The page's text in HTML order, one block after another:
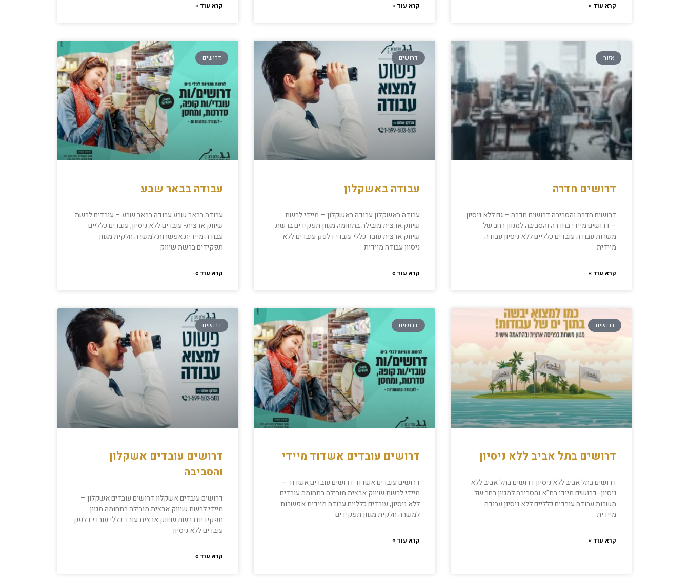
קרא עוד » קרא עוד » קרא עוד »
אזור
דרושים חדרה
דרושים חדרה והסביבה דרושים חדרה – גם ללא ניסיון
– דרושים מיידי בחדרה והסביבה למגוון רחב של
משרות עבודה עובדים כלליים ללא ניסיון עבודה
מיידית
קרא עוד »
דרושים
עבודה באשקלון
עבודה באשקלון עבודה באשקלון – מיידי לרשת
שיווק ארצית מובילה בתחומה מגוון תפקידים ברשת
שיווק ארצית עובד כללי עובדי דלפק עובדים ללא
ניסיון עבודה מיידית
קרא עוד »
דרושים
עבודה בבאר שבע
עבודה בבאר שבע עבודה בבאר שבע – עובדים לרשת
שיווק ארצית- עובדים ללא ניסיון, עובדים כלליים
עבודה מיידית אפשרות למשרה חלקית מגוון
תפקידים ברשת שיווק
קרא עוד »
דרושים
דרושים בתל אביב ללא ניסיון
דרושים בתל אביב ללא ניסיון דרושים בתל אביב ללא
ניסיון- דרושים מיידי בת”א והסביבה למגוון רחב של
משרות עבודה עובדים כלליים ללא ניסיון עבודה
מיידית
קרא עוד »
דרושים
דרושים עובדים אשדוד מיידי
דרושים עובדים אשדוד דרושים עובדים אשדוד –
מיידי לרשת שיווק ארצית מובילה בתחומה עובדים
ללא ניסיון, עובדים כלליים עבודה מיידית אפשרות
למשרה חלקית מגוון תפקידים
קרא עוד »
דרושים
דרושים עובדים אשקלון
והסביבה
דרושים עובדים אשקלון דרושים עובדים אשקלון –
מיידי לרשת שיווק ארצית מובילה בתחומה מגוון
תפקידים ברשת שיווק ארצית עובד כללי עובדי דלפק
עובדים ללא ניסיון
קרא עוד »